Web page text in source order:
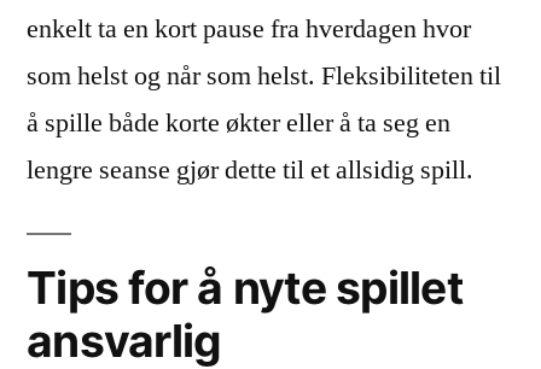
enkelt ta en kort pause fra hverdagen hvor
som helst og når som helst. Fleksibiliteten til
å spille både korte økter eller å ta seg en
lengre seanse gjør dette til et allsidig spill.
Tips for å nyte spillet
ansvarlig